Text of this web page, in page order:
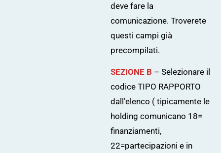
deve fare la
comunicazione. Troverete
questi campi già
precompilati.
SEZIONE B – Selezionare il
codice TIPO RAPPORTO
dall’elenco ( tipicamente le
holding comunicano 18=
finanziamenti,
22=partecipazioni e in